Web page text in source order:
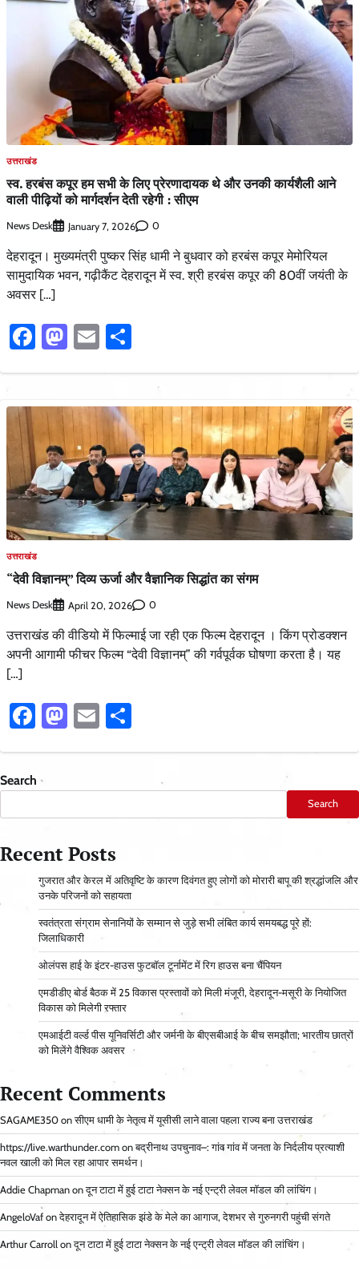
उत्तराखंड
स्व. हरबंस कपूर हम सभी के लिए प्रेरणादायक थे और उनकी कार्यशैली आने
वाली पीढ़ियों को मार्गदर्शन देती रहेगी : सीएम
News Desk January 7, 2026 0
देहरादून। मुख्यमंत्री पुष्कर सिंह धामी ने बुधवार को हरबंस कपूर मेमोरियल
सामुदायिक भवन, गढ़ीकैंट देहरादून में स्व. श्री हरबंस कपूर की 80वीं जयंती के
अवसर […]
Facebook
Mastodon
Email
उत्तराखंड
“देवी विज्ञानम्” दिव्य ऊर्जा और वैज्ञानिक सिद्धांत का संगम
News Desk April 20, 2026 0
उत्तराखंड की वीडियो में फिल्माई जा रही एक फिल्म देहरादून । किंग प्रोडक्शन
अपनी आगामी फीचर फिल्म “देवी विज्ञानम्” की गर्वपूर्वक घोषणा करता है। यह
[…]
Facebook
Mastodon
Email
Search
Search
Recent Posts
गुजरात और केरल में अतिवृष्टि के कारण दिवंगत हुए लोगों को मोरारी बापू की श्रद्धांजलि और
उनके परिजनों को सहायता
स्वतंत्रता संग्राम सेनानियों के सम्मान से जुड़े सभी लंबित कार्य समयबद्ध पूरे हों:
जिलाधिकारी
ओलंपस हाई के इंटर-हाउस फुटबॉल टूर्नामेंट में रिग हाउस बना चैंपियन
एमडीडीए बोर्ड बैठक में 25 विकास प्रस्तावों को मिली मंजूरी, देहरादून-मसूरी के नियोजित
विकास को मिलेगी रफ्तार
एमआईटी वर्ल्ड पीस यूनिवर्सिटी और जर्मनी के बीएसबीआई के बीच समझौता; भारतीय छात्रों
को मिलेंगे वैश्विक अवसर
Recent Comments
SAGAME350 onसीएम धामी के नेतृत्व में यूसीसी लाने वाला पहला राज्य बना उत्तराखंड
https://live.warthunder.com onबद्रीनाथ उपचुनाव–: गांव गांव में जनता के निर्दलीय प्रत्याशी
नवल खाली को मिल रहा आपार समर्थन।
Addie Chapman onदून टाटा में हुई टाटा नेक्सन के नई एन्ट्री लेवल मॉडल की लांचिंग।
AngeloVaf onदेहरादून में ऐतिहासिक झंडे के मेले का आगाज, देशभर से गुरुनगरी पहुंची संगते
Arthur Carroll onदून टाटा में हुई टाटा नेक्सन के नई एन्ट्री लेवल मॉडल की लांचिंग।